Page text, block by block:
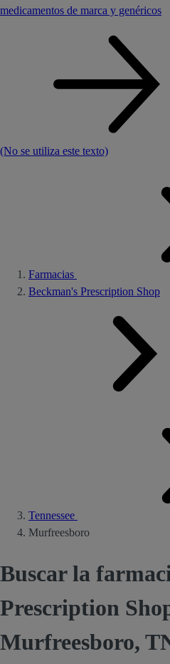
medicamentos de marca y genéricos
(No se utiliza este texto)
Farmacias
Beckman's Prescription Shop
Tennessee
Murfreesboro
Buscar la
Prescription
Murfreesboro,